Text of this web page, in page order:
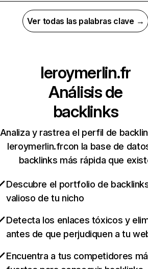
Ver todas las palabras clave →
leroymerlin.fr
Análisis de
backlinks
Analiza y rastrea el perfil de
leroymerlin.frcon la base de
backlinks más rápida que
Descubre el portfolio de
valioso de tu nicho
Detecta los enlaces tóxicos y
antes de que perjudiquen a tu
Encuentra a tus competidores